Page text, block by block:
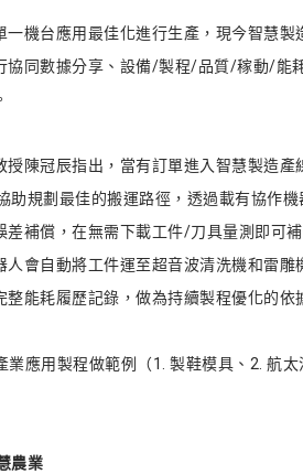
一機台應用最佳化進行生產，現今智慧
協同數據分享、設備/製程/品質/稼動/能
授陳冠辰指出，當有訂單進入智慧製造
助規劃最佳的搬運路徑，透過載有協作
差補償，在無需下載工件/刀具量測即可
人會自動將工件運至超音波清洗機和雷
整能耗履歷記錄，做為持續製程優化的依
業應用製程做範例（1. 製鞋模具、2. 航
農業